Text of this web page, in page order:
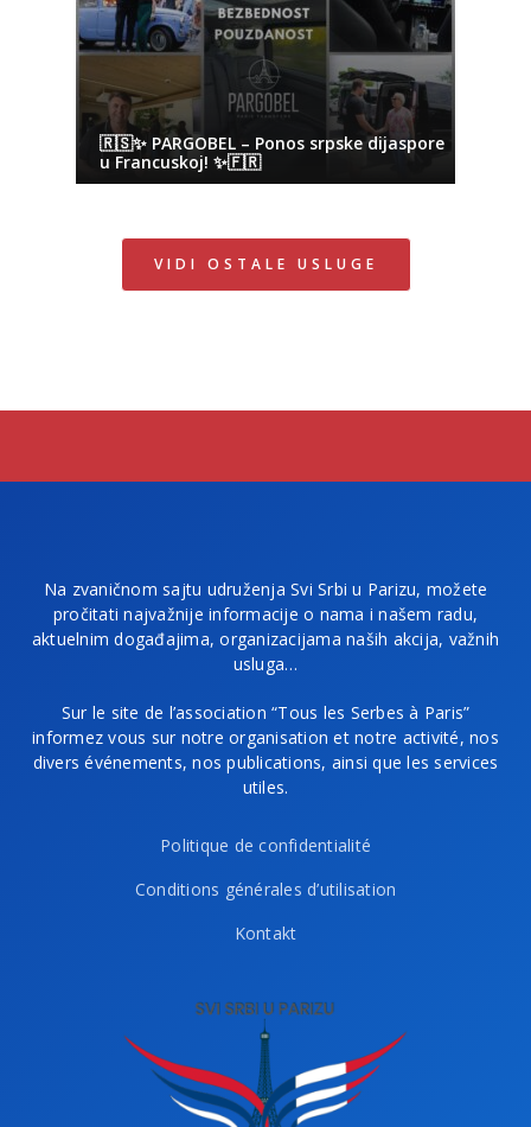
🇷🇸✨ PARGOBEL – Ponos srpske dijaspore
u Francuskoj! ✨🇫🇷
VIDI OSTALE USLUGE
Na zvaničnom sajtu udruženja Svi Srbi u Parizu, možete
pročitati najvažnije informacije o nama i našem radu,
aktuelnim događajima, organizacijama naših akcija, važnih
usluga…
Sur le site de l’association “Tous les Serbes à Paris”
informez vous sur notre organisation et notre activité, nos
divers événements, nos publications, ainsi que les services
utiles.
Politique de confidentialité
Conditions générales d’utilisation
Kontakt